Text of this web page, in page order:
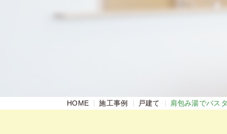
HOME 施工事例 戸建て 肩包み湯でバス